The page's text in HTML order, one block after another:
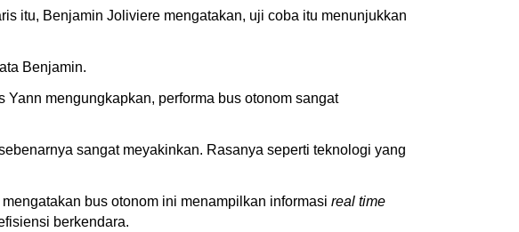
itu, Benjamin Joliviere mengatakan, uji coba itu menunjukkan
Benjamin.
mengungkapkan, performa bus otonom sangat
sangat meyakinkan. Rasanya seperti teknologi yang
bus otonom ini menampilkan informasi real time
berkendara.